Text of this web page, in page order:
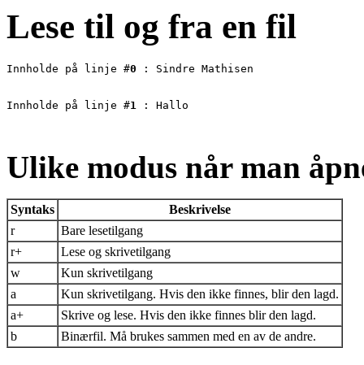
Lese til og fra en fil
Innholde på linje #0
Innholde på linje #1
Ulike modus når man
Syntaks
Beskrivelse
r
Bare lesetilgang
r+
Lese og skrivetilgang
w
Kun skrivetilgang
a
Kun skrivetilgang. Hvis den ikke finnes, blir den lagd.
a+
Skrive og lese. Hvis den ikke finnes blir den lagd.
b
Binærfil. Må brukes sammen med en av de andre.